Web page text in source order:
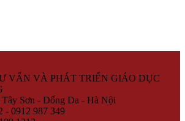
VẤN VÀ PHÁT TRIỂN GIÁO DỤC
Tây Sơn - Đống Đa - Hà Nội
- 0912 987 349